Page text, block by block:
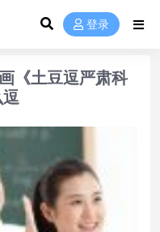
登录
《土豆逗严肃科